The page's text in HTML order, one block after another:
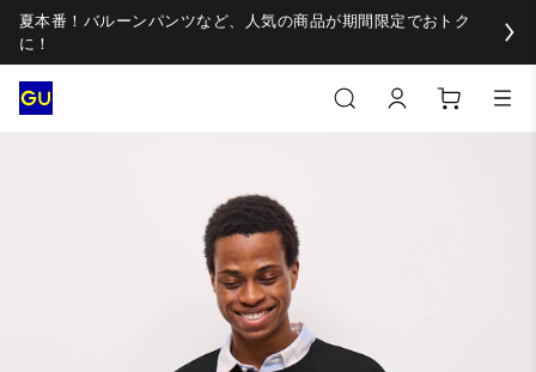
夏本番！バルーンパンツなど、人気の商品が期間限定でおトク
に！